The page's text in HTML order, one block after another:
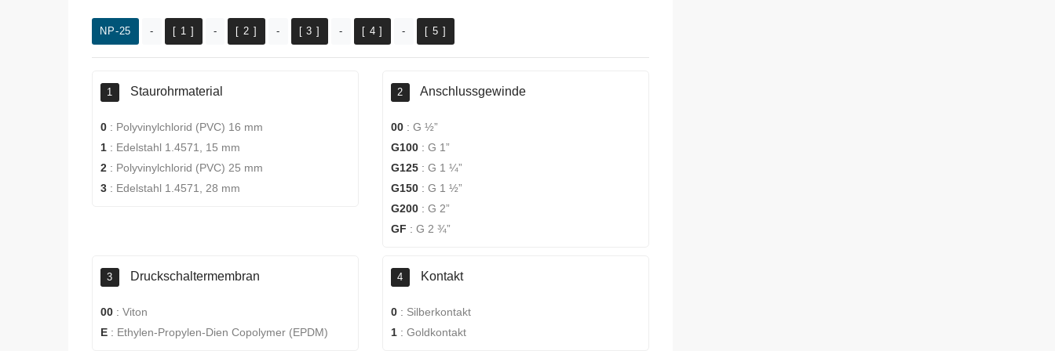
NP-25 - [ 1 ] - [ 2 ] - [ 3 ] - [ 4 ] - [ 5 ]
1 Staurohrmaterial
0 : Polyvinylchlorid (PVC) 16 mm
1 : Edelstahl 1.4571, 15 mm
2 : Polyvinylchlorid (PVC) 25 mm
3 : Edelstahl 1.4571, 28 mm
2 Anschlussgewinde
00 : G ½”
G100 : G 1”
G125 : G 1 ¼”
G150 : G 1 ½”
G200 : G 2”
GF : G 2 ¾”
3 Druckschaltermembran
00 : Viton
E : Ethylen-Propylen-Dien Copolymer (EPDM)
4 Kontakt
0 : Silberkontakt
1 : Goldkontakt